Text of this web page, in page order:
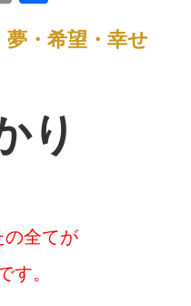
ail・希望・幸せ
り
の全てが
す。